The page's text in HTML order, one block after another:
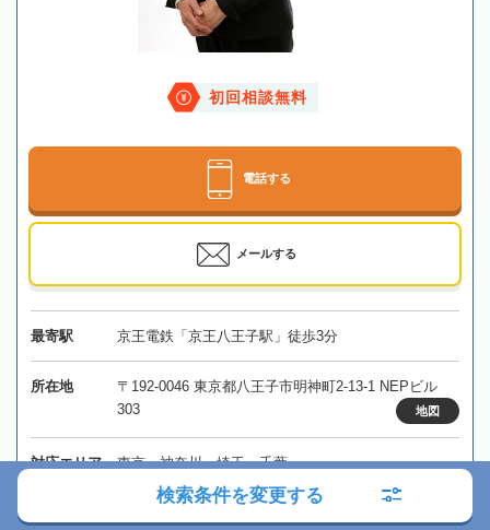
初回相談無料
電話する
メールする
最寄駅 京王電鉄「京王八王子駅」徒歩3分
所在地
〒192-0046 東京都八王子市明神町2-13-1 NEPビル
303
地図
対応エリア 東京、神奈川、埼玉、千葉
東京都 八王子市
検索条件を変更する